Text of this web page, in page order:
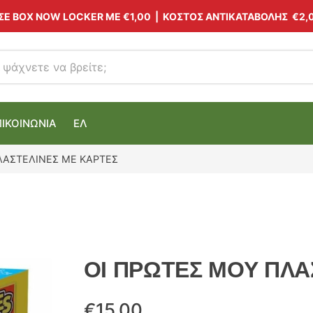
NOW LOCKER ΜΕ €1,00 | ΚΟΣΤΟΣ ΑΝΤΙΚΑΤΑΒΟΛΗΣ
ΕΛ
ΜΕ ΚΑΡΤΕΣ
ΟΙ ΠΡΩΤΕΣ ΜΟΥ